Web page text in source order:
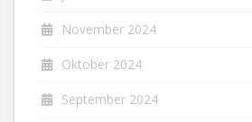
November 2024
Oktober 2024
September 2024